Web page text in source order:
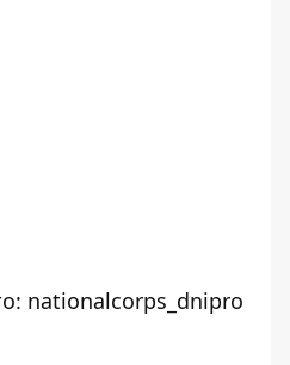
nationalcorps_dnipro